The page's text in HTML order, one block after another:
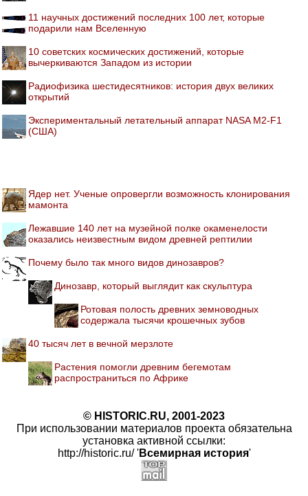
11 научных достижений последних 100 лет, которые
подарили нам Вселенную
10 советских космических достижений, которые
вычеркиваются Западом из истории
Радиофизика шестидесятников: история двух великих
открытий
Экспериментальный летательный аппарат NASA M2-F1
(США)
Ядер нет. Ученые опровергли возможность клонирования
мамонта
Лежавшие 140 лет на музейной полке окаменелости
оказались неизвестным видом древней рептилии
Почему было так много видов динозавров?
Динозавр, который выглядит как скульптура
Ротовая полость древних земноводных
содержала тысячи крошечных зубов
40 тысяч лет в вечной мерзлоте
Растения помогли древним бегемотам
распространиться по Африке
© HISTORIC.RU, 2001-2023
При использовании материалов проекта обязательна
установка активной ссылки:
http://historic.ru/ 'Всемирная история'